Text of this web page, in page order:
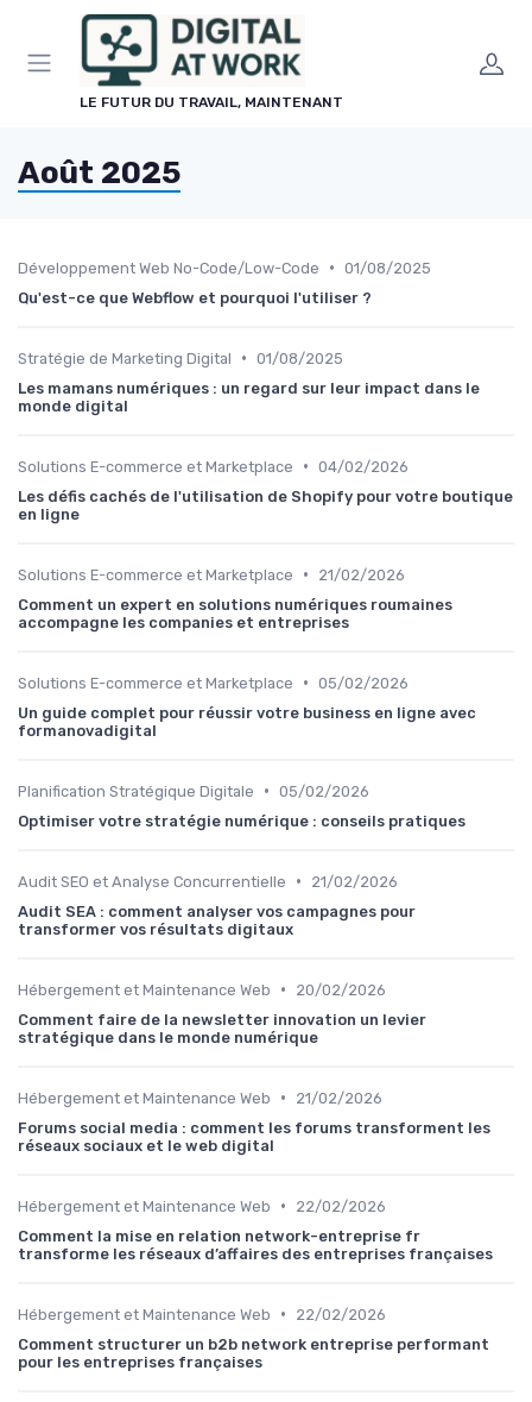
LE FUTUR DU TRAVAIL, MAINTENANT
Août 2025
Développement Web No-Code/Low-Code • 01/08/2025
Qu'est-ce que Webflow et pourquoi l'utiliser ?
Stratégie de Marketing Digital • 01/08/2025
Les mamans numériques : un regard sur leur impact dans le
monde digital
Solutions E-commerce et Marketplace • 04/02/2026
Les défis cachés de l'utilisation de Shopify pour votre boutique
en ligne
Solutions E-commerce et Marketplace •
21/02/2026
Comment un expert en solutions numériques roumaines
accompagne les companies et entreprises
Solutions E-commerce et Marketplace • 05/02/2026
Un guide complet pour réussir votre business en ligne avec
formanovadigital
Planification Stratégique Digitale • 05/02/2026
Optimiser votre stratégie numérique : conseils pratiques
Audit SEO et Analyse Concurrentielle •
21/02/2026
Audit SEA : comment analyser vos campagnes pour
transformer vos résultats digitaux
Hébergement et Maintenance Web •
20/02/2026
Comment faire de la newsletter innovation un levier
stratégique dans le monde numérique
Hébergement et Maintenance Web •
21/02/2026
Forums social media : comment les forums transforment les
réseaux sociaux et le web digital
Hébergement et Maintenance Web •
22/02/2026
Comment la mise en relation network-entreprise fr
transforme les réseaux d’affaires des entreprises françaises
Hébergement et Maintenance Web •
22/02/2026
Comment structurer un b2b network entreprise performant
pour les entreprises françaises
Panneau de gestion des cookies